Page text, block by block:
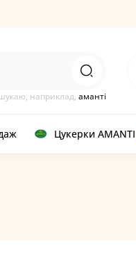
наприклад, аманті
Цукерки AMANTI